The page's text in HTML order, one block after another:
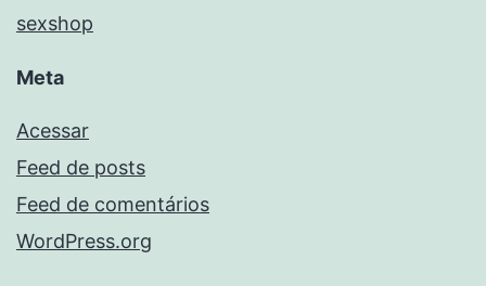
sexshop
Meta
Acessar
Feed de posts
Feed de comentários
WordPress.org